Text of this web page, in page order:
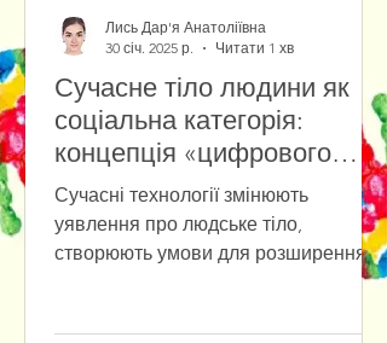
Сучасне тіло людини як
соціальна категорія:
концепція «цифрового
тіла» у віртуальній
реальності
Сучасні технології змінюють
уявлення про людське тіло,
створюють умови для розширення
Лись Дар'я Анатоліївна
30 січ. 2025 р.
Читати 1 хв